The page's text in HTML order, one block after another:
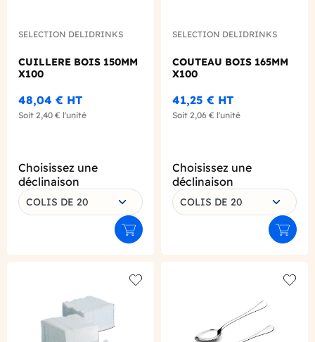
SELECTION DELIDRINKS
CUILLERE BOIS 150MM
X100
48,04 € HT
Soit 2,40 € l'unité
Choisissez une
déclinaison
COLIS DE 20
Ajouter au panier
SELECTION DELIDRINKS
COUTEAU BOIS 165MM
X100
41,25 € HT
Soit 2,06 € l'unité
Choisissez une
déclinaison
COLIS DE 20